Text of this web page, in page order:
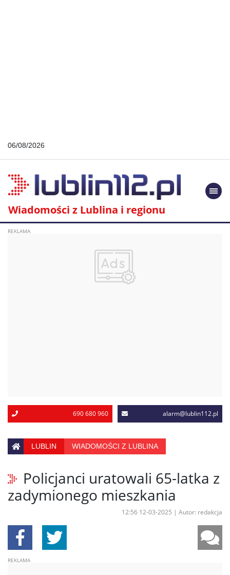
06/08/2026
Wiadomości z Lublina i regionu
690 680 960 alarm@lublin112.pl
LUBLIN WIADOMOŚCI Z LUBLINA
Policjanci uratowali 65-latka z
zadymionego mieszkania
12:56 12-03-2025 | Autor: redakcja